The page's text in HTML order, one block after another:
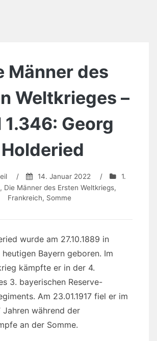
Männer des
Weltkrieges –
1.346: Georg
Holderied
/ 14. Januar 2022 /
1.
, Die Männer des Ersten Weltkriegs,
Frankreich, Somme
wurde am 27.10.1889 in
heutigen Bayern geboren. Im
kämpfte er in der 4.
3. bayerischen Reserve-
Am 23.01.1917 fiel er im
während der
an der Somme.